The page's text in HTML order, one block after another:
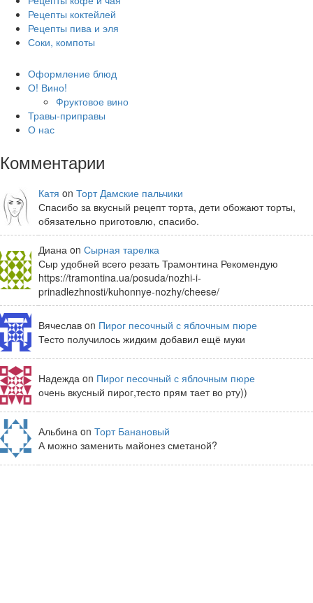
Рецепты коктейлей
Рецепты пива и эля
Соки, компоты
Оформление блюд
О! Вино!
Фруктовое вино
Травы-приправы
О нас
Комментарии
Катя on Торт Дамские пальчики
Спасибо за вкусный рецепт торта, дети обожают торты,
обязательно приготовлю, спасибо.
Диана on Сырная тарелка
Сыр удобней всего резать Трамонтина Рекомендую
https://tramontina.ua/posuda/nozhi-i-
prinadlezhnosti/kuhonnye-nozhy/cheese/
Вячеслав on Пирог песочный с яблочным пюре
Тесто получилось жидким добавил ещё муки
Надежда on Пирог песочный с яблочным пюре
очень вкусный пирог,тесто прям тает во рту))
Альбина on Торт Банановый
А можно заменить майонез сметаной?